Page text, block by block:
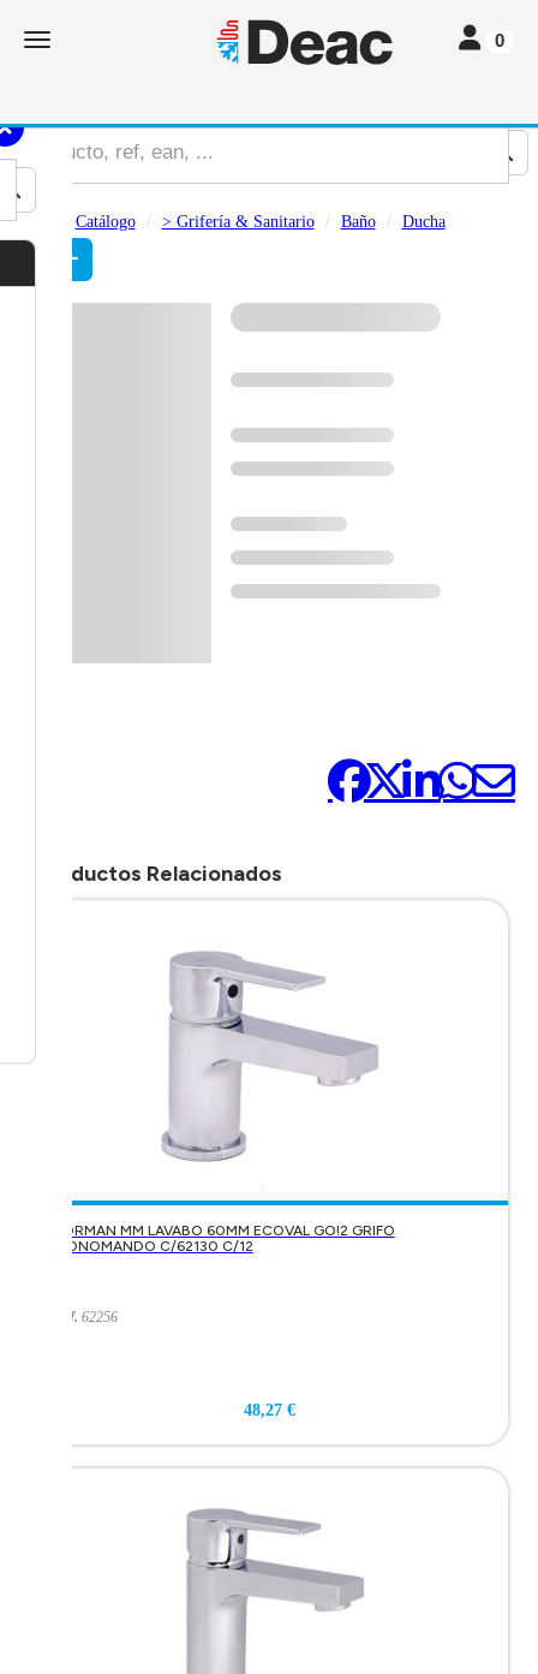
Toggle navigation Toggle
0
Catálogo > Grifería & Sanitario Baño Ducha
Productos Relacionados
KORMAN MM LAVABO 60MM ECOVAL GO!2 GRIFO
MONOMANDO C/62130 C/12
Ref. 62256
48,27 €